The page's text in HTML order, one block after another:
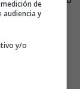
tecnología…
de
audiencia y
y/o